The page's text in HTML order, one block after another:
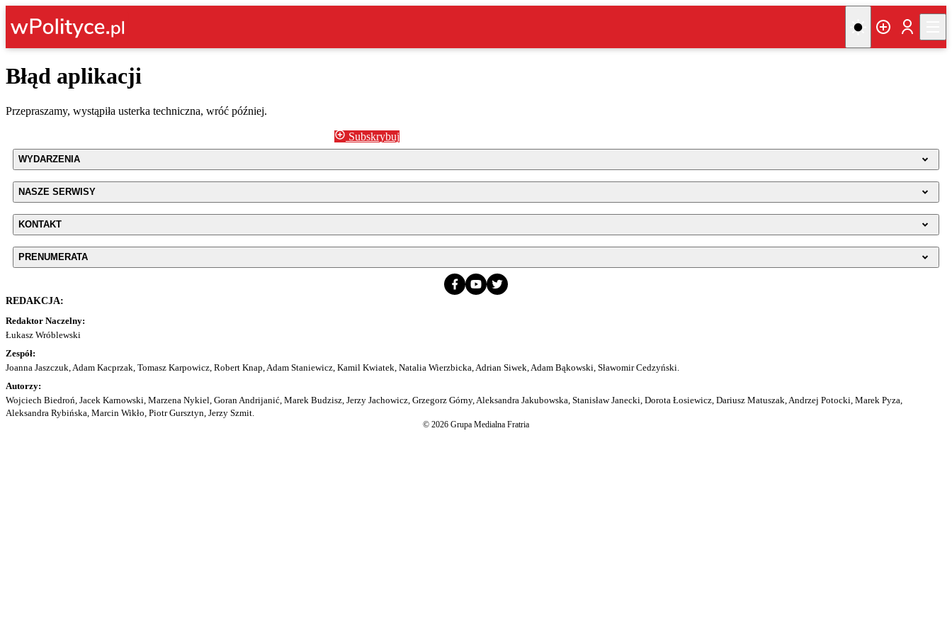
Błąd aplikacji
Przepraszamy, wystąpiła usterka techniczna, wróć później.
Subskrybuj
WYDARZENIA
NASZE SERWISY
KONTAKT
PRENUMERATA
REDAKCJA:
Redaktor Naczelny:
Łukasz Wróblewski
Zespół:
Joanna Jaszczuk, Adam Kacprzak, Tomasz Karpowicz, Robert Knap, Adam Staniewicz, Kamil Kwiatek, Natalia Wierzbicka, Adrian Siwek, Adam Bąkowski, Sławomir Cedzyński.
Autorzy:
Wojciech Biedroń, Jacek Karnowski, Marzena Nykiel, Goran Andrijanić, Marek Budzisz, Jerzy Jachowicz, Grzegorz Górny, Aleksandra Jakubowska, Stanisław Janecki, Dorota Łosiewicz, Dariusz Matuszak, Andrzej Potocki, Marek Pyza,
Aleksandra Rybińska, Marcin Wikło, Piotr Gursztyn, Jerzy Szmit.
© 2026 Grupa Medialna Fratria